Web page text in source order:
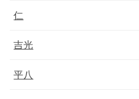
仁
吉光
平八